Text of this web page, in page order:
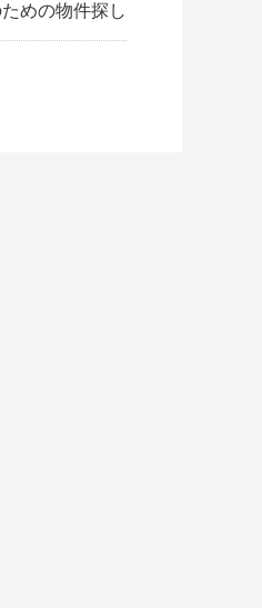
めの物件探し